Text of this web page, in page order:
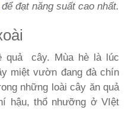
để đạt năng suất cao nhất.
quả cây. Mùa hè là lúc
miệt vườn đang đà chín
những loài cây ăn quả
hậu, thổ nhưỡng ở VIệt